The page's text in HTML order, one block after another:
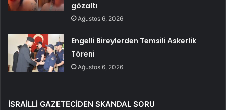
gözaltı
Ağustos 6, 2026
Engelli Bireylerden Temsili Askerlik
Töreni
Ağustos 6, 2026
İSRAİLLİ GAZETECİDEN SKANDAL SORU